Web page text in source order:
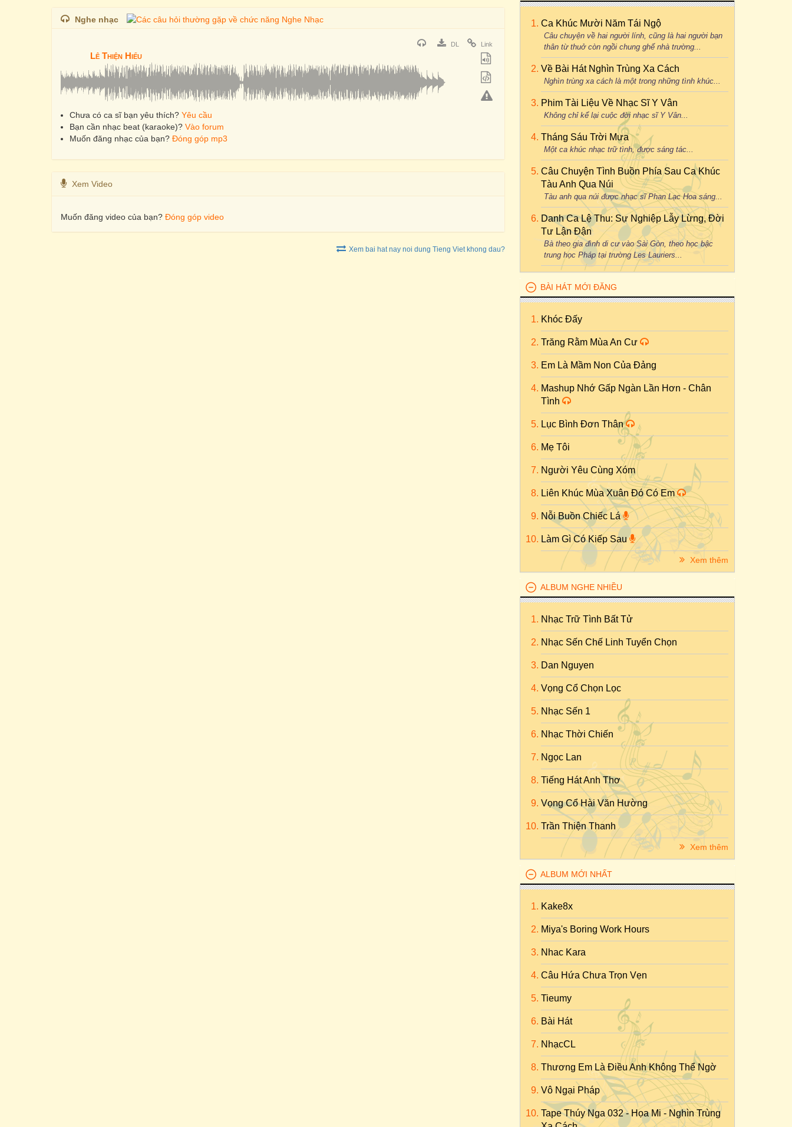
Nghe nhạc
DL Link
Lê Thiện Hiếu
Chưa có ca sĩ bạn yêu thích? Yêu cầu
Bạn cần nhạc beat (karaoke)? Vào forum
Muốn đăng nhạc của bạn? Đóng góp mp3
Xem Video
Muốn đăng video của bạn? Đóng góp video
Xem bai hat nay noi dung Tieng Viet khong dau?
Ca Khúc Mười Năm Tái Ngộ
Câu chuyện về hai người lính, cũng là hai người bạn
thân từ thuở còn ngồi chung ghế nhà trường...
Về Bài Hát Nghìn Trùng Xa Cách
Nghìn trùng xa cách là một trong những tình khúc...
Phim Tài Liệu Về Nhạc Sĩ Y Vân
Không chỉ kể lại cuộc đời nhạc sĩ Y Vân...
Tháng Sáu Trời Mưa
Một ca khúc nhạc trữ tình, được sáng tác...
Câu Chuyện Tình Buồn Phía Sau Ca Khúc
Tàu Anh Qua Núi
Tàu anh qua núi được nhạc sĩ Phan Lạc Hoa sáng...
Danh Ca Lệ Thu: Sự Nghiệp Lẫy Lừng, Đời
Tư Lận Đận
Bà theo gia đình di cư vào Sài Gòn, theo học bậc
trung học Pháp tại trường Les Lauriers...
BÀI HÁT MỚI ĐĂNG
Khóc Đấy
Trăng Rằm Mùa An Cư
Em Là Mầm Non Của Đảng
Mashup Nhớ Gấp Ngàn Lần Hơn - Chân
Tình
Lục Bình Đơn Thân
Mẹ Tôi
Người Yêu Cùng Xóm
Liên Khúc Mùa Xuân Đó Có Em
Nỗi Buồn Chiếc Lá
Làm Gì Có Kiếp Sau
Xem thêm
ALBUM NGHE NHIỀU
Nhạc Trữ Tình Bất Tử
Nhạc Sến Chế Linh Tuyển Chọn
Dan Nguyen
Vọng Cổ Chọn Lọc
Nhạc Sến 1
Nhạc Thời Chiến
Ngọc Lan
Tiếng Hát Anh Thơ
Vọng Cổ Hài Văn Hường
Trần Thiện Thanh
Xem thêm
ALBUM MỚI NHẤT
Kake8x
Miya's Boring Work Hours
Nhac Kara
Câu Hứa Chưa Trọn Vẹn
Tieumy
Bài Hát
NhạcCL
Thương Em Là Điều Anh Không Thể Ngờ
Vô Ngại Pháp
Tape Thúy Nga 032 - Họa Mi - Nghìn Trùng